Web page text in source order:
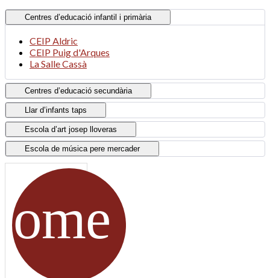
Centres d’educació infantil i primària
CEIP Aldric
CEIP Puig d'Arques
La Salle Cassà
Centres d’educació secundària
Llar d’infants taps
Escola d’art josep lloveras
Escola de música pere mercader